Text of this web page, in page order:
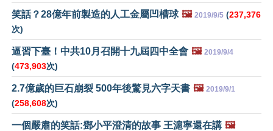
笑話？28億年前製造的人工金屬凹槽球 🖼️ 2019/9/5 (237,376
次)
逼習下臺！中共10月召開十九屆四中全會 🖼️ 2019/9/4
(473,903次)
2.7億歲的巨石崩裂 500年後驚見六字天書 🖼️ 2019/9/1
(258,608次)
一個嚴肅的笑話:鄧小平澄清的故事 王滬寧還在講 🖼️